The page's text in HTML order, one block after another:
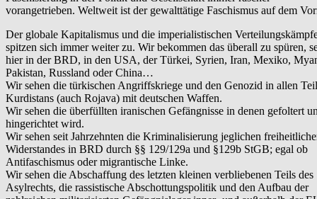
vorangetrieben. Weltweit ist der gewalttätige Faschismus auf dem
Der globale Kapitalismus und die imperialistischen
spitzen sich immer weiter zu. Wir bekommen das überall zu spüren,
hier in der BRD, in den USA, der Türkei, Syrien, Iran, Mexiko,
Pakistan, Russland oder China…
Wir sehen die türkischen Angriffskriege und den Genozid in allen
Kurdistans (auch Rojava) mit deutschen Waffen.
Wir sehen die überfüllten iranischen Gefängnisse in denen gefoltert
hingerichtet wird.
Wir sehen seit Jahrzehnten die Kriminalisierung jeglichen
Widerstandes in BRD durch §§ 129/129a und §129b StGB; egal ob
Antifaschismus oder migrantische Linke.
Wir sehen die Abschaffung des letzten kleinen verbliebenen Teils des
Asylrechts, die rassistische Abschottungspolitik und den Aufbau der